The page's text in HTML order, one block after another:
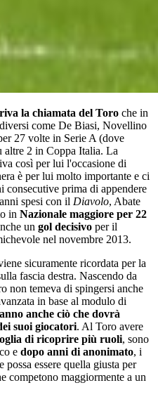
la chiamata del Toro che in
come De Biasi, Novellino
27 volte in Serie A (dove
altre 2 in Coppa Italia. La
così per lui l'occasione di
è per lui molto importante e ci
consecutive prima di appendere
spesi con il Diavolo, Abate
in Nazionale maggiore per 22
un gol decisivo per il
nel novembre 2013.
sicuramente ricordata per la
fascia destra. Nascendo da
non temeva di spingersi anche
in base al modulo di
anche ciò che dovrà
suoi giocatori. Al Toro avere
di ricoprire più ruoli, sono
e dopo anni di anonimato, i
essere quella giusta per
competono maggiormente a un